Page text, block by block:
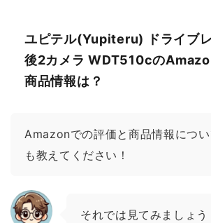
ユピテル(Yupiteru) ドライブ
後2カメラ WDT510cの
商品情報は？
Amazonでの評価と商品情報につい
も教えてください！
それでは見てみましょ